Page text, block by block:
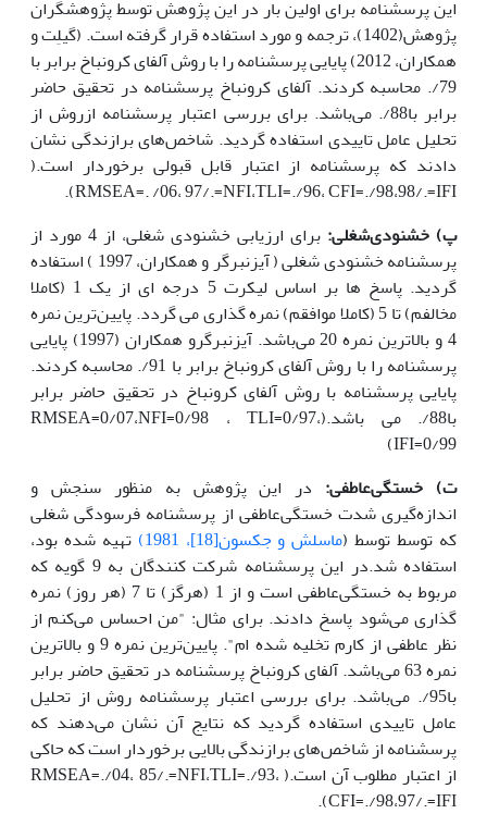
این پرسشنامه برای اولین بار در این پژوهش توسط پژوهشگران
پژوهش(1402)، ترجمه و مورد استفاده قرار گرفته است‌. (گیلِت و
همکاران، 2012) پایایی پرسشنامه را با روش آلفای کرونباخ برابر با
79/. محاسبه کردند‌. آلفای کرونباخ پرسشنامه در تحقیق حاضر
برابر با88/. ‌می‌باشد‌. برای بررسی اعتبار پرسشنامه ازروش از
تحلیل عامل تاییدی استفاده گردید‌. شاخص‌های برازندگی نشان
دادند که پرسشنامه از اعتبار قابل قبولی برخوردار است‌.(
RMSEA=. /06، 97/.=NFI،TLI=./96، CFI=./98،98/.=IFI).
پ) خشنودی‌شغلی:
برای ارزیابی خشنودی شغلی، از 4 مورد از
پرسشنامه خشنودی شغلی ( آیزنبرگر و همکاران، 1997 ) استفاده
گردید. پاسخ ها بر اساس لیکرت 5 درجه ای از یک 1 (کاملا
مخالفم) تا 5 (کاملا موافقم) نمره گذاری می گردد. پایین‌ترین نمره
4 و بالاترین نمره 20 می‌باشد. آیزنبرگرو همکاران (1997) پایایی
پرسشنامه را با روش آلفای کرونباخ برابر با 91/. محاسبه کردند.
پایایی پرسشنامه با روش آلفای کرونباخ در تحقیق حاضر برابر
با88/. می باشد.(RMSEA=0/07،NFI=0/98 ، TLI=0/97،
IFI=0/99)
ت) خستگی‌عاطفی: در این پژوهش به منظور سنجش و
اندازه‌گیری شدت خستگی‌عاطفی از پرسشنامه فرسودگی شغلی
که توسط توسط (ماسلش و جکسون[18]، 1981)
تهیه شده بود،
استفاده شد‌.در این پرسشنامه شرکت کنندگان به 9 گویه که
مربوط به خستگی‌عاطفی است و از 1 (هرگز) تا 7 (هر روز) نمره
گذاری ‌می‌شود پاسخ دادند‌. برای مثال: "من احساس ‌می‌کنم از
نظر عاطفی از کارم تخلیه شده ام". پایین‌ترین نمره 9 و بالاترین
نمره 63 می‌باشد. آلفای کرونباخ پرسشنامه در تحقیق حاضر برابر
با95/. ‌می‌باشد‌. برای بررسی اعتبار پرسشنامه روش از تحلیل
عامل تاییدی استفاده گردید که نتایج آن نشان ‌می‌دهند که
پرسشنامه از شاخص‌های برازندگی بالایی برخوردار است که حاکی
از اعتبار مطلوب آن است‌.( RMSEA=./04، 85/.=NFI،TLI=./93،
CFI=./98،97/.=IFI)‌.